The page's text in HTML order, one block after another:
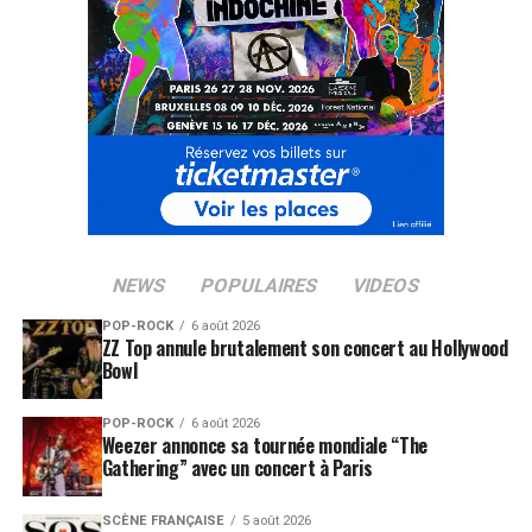
Crédit Photo : ©FFJM – Renaud Alouche
De retour au sommet avec son dernier album et le tube
Unholy, la star britanniqueSam Smithjouera pour la
première fois à l’Auditorium Stravinski, huit ans après
son concert au Lab. Un retour très attendu à Montreux
NEWS POPULAIRES VIDEOS
POP-ROCK 6 août 2026
ZZ Top annule brutalement son concert au Hollywood
Bowl
POP-ROCK 6 août 2026
Weezer annonce sa tournée mondiale “The
Gathering” avec un concert à Paris
SCÈNE FRANÇAISE 5 août 2026